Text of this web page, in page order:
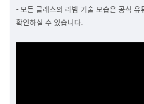
- 모든 클래스의 라밤 기술 모습은 공식 유
확인하실 수 있습니다.